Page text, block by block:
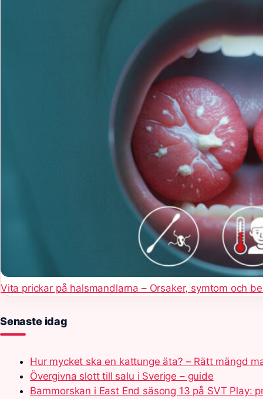
Vita prickar på halsmandlarna – Orsaker, symtom och
Senaste idag
Hur mycket ska en kattunge äta? – Rätt mängd
Övergivna slott till salu i Sverige – guide
Barnmorskan i East End säsong 13 på SVT Play: